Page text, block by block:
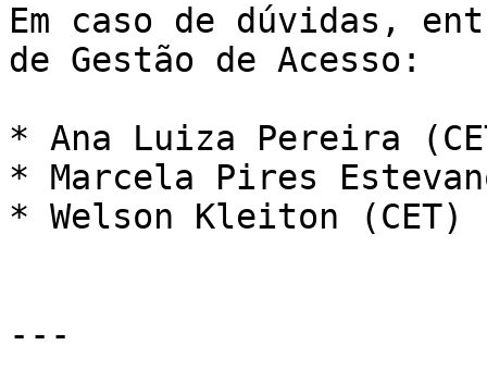
Em caso de dúvidas,
de Gestão de Acesso:
* Ana Luiza Pereira
* Marcela Pires
* Welson Kleiton (CET)
---